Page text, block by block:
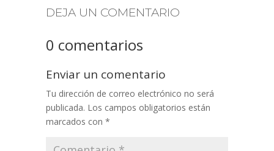
DEJA UN COMENTARIO
0 comentarios
Enviar un comentario
Tu dirección de correo electrónico no será
publicada. Los campos obligatorios están
marcados con *